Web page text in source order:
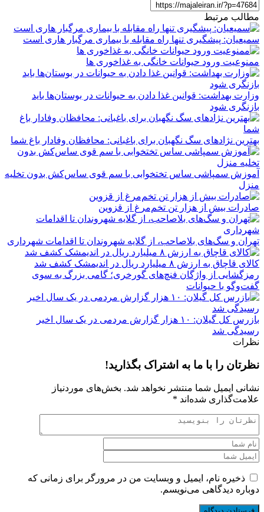
مطالب مرتبط
سمیعیان: پیشگیری تنها راه مقابله با بیماری مرگبار هاری است
ممنوعیت ورود حیوانات خانگی به غذاخوری ها
وزارت بهداشت: قوانین غذا دادن به حیوانات در بوستان‌ها باید
بازنگری شود
بهترین نژادهای سگ نگهبان برای باغبانی: محافظان وفادار باغ شما
آموزش سمپاشی ساس تختخوابی با سم قوی ساس‌کش بدون تخلیه
منزل
صادرات بیش از هزار تن تخم‌مرغ از قزوین
تهران و سگ‌های بلاصاحب، از گلایه شهروندان تا اقدامات شهرداری
کالای قاچاق به ارزش ۸ میلیارد ریال در اندیمشک کشف شد
رمزگشایی از واژگان فنچ‌های گورخری؛ گامی بزرگ به سوی
گفت‌وگو با حیوانات
بازرس کل گیلان: ۱۰ هزار گزارش مردمی در یک سال اخیر
رسیدگی شد
نظرات
نظرتان را با ما به اشتراک بگذارید!
نشانی ایمیل شما منتشر نخواهد شد. بخش‌های موردنیاز
علامت‌گذاری شده‌اند *
ذخیره نام، ایمیل و وبسایت من در مرورگر برای زمانی که
دوباره دیدگاهی می‌نویسم.